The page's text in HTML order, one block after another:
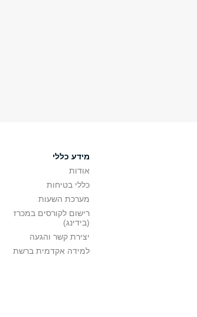
מידע כללי
אודות
כללי בטיחות
מערכת השעות
רישום לקורסים במכרז
(בידינג)
יצירת קשר והגעה
למידה אקדמית ברשת